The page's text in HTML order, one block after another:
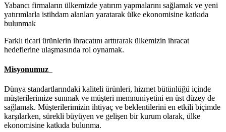
Yabancı firmaların ülkemizde yatırım yapmalarını sağlamak ve yeni
yatırımlarla istihdam alanları yaratarak ülke ekonomisine katkıda
bulunmak
Farklı ticari ürünlerin ihracatını arttırarak ülkemizin ihracat
hedeflerine ulaşmasında rol oynamak.
Misyonumuz
Dünya standartlarındaki kaliteli ürünleri, hizmet bütünlüğü içinde
müşterilerimize sunmak ve müşteri memnuniyetini en üst düzey de
sağlamak. Müşterilerimizin ihtiyaç ve beklentilerini en etkili biçimde
karşılarken, sürekli büyüyen ve gelişen bir kurum olarak, ülke
ekonomisine katkıda bulunma.